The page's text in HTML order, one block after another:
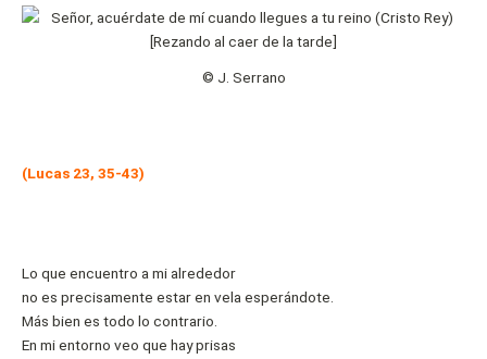
© J. Serrano
(Lucas 23, 35-43)
Lo que encuentro a mi alrededor
no es precisamente estar en vela esperándote.
Más bien es todo lo contrario.
En mi entorno veo que hay prisas